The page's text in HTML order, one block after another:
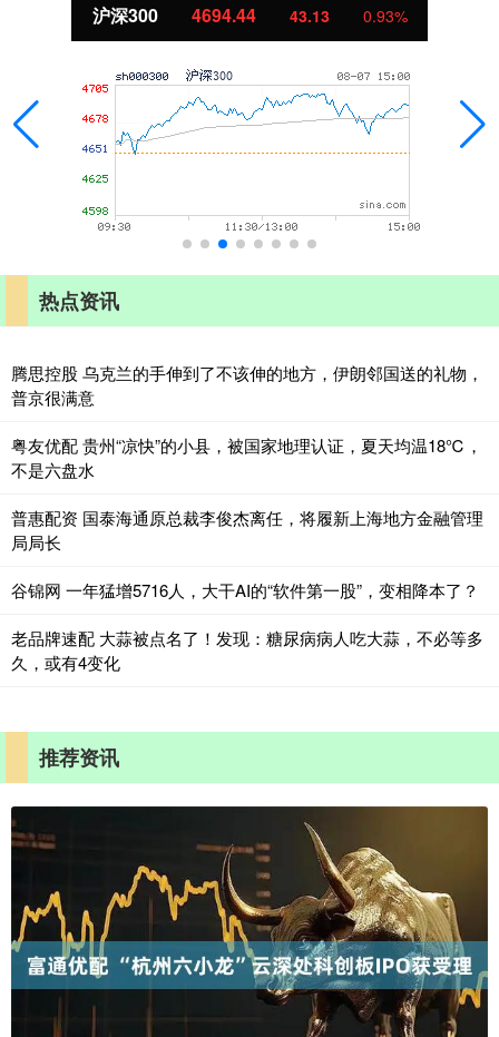
沪深300 4694.44 43.13 0.93%
热点资讯
腾思控股 乌克兰的手伸到了不该伸的地方，伊朗邻国送的礼物，
普京很满意
粤友优配 贵州“凉快”的小县，被国家地理认证，夏天均温18℃，
不是六盘水
普惠配资 国泰海通原总裁李俊杰离任，将履新上海地方金融管理
局局长
谷锦网 一年猛增5716人，大干AI的“软件第一股”，变相降本了？
老品牌速配 大蒜被点名了！发现：糖尿病病人吃大蒜，不必等多
久，或有4变化
推荐资讯